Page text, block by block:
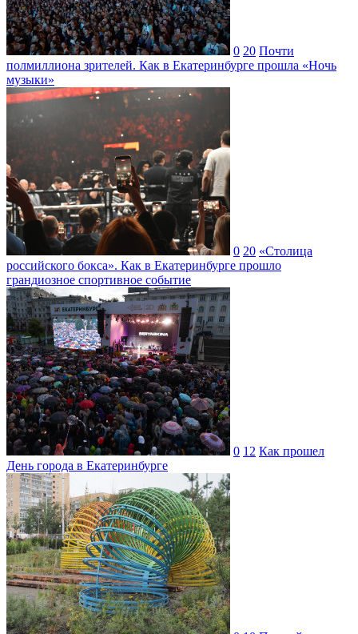
0 20 Почти
полмиллиона зрителей. Как в Екатеринбурге прошла «Ночь
музыки»
0 20 «Столица
российского бокса». Как в Екатеринбурге прошло
грандиозное спортивное событие
0 12 Как прошел
День города в Екатеринбурге